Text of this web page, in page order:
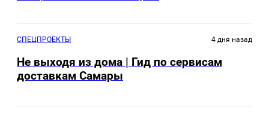
СПЕЦПРОЕКТЫ 4 дня назад
Не выходя из дома | Гид по сервисам
доставкам Самары